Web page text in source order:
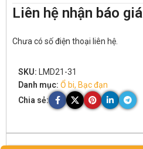
Liên hệ nhận báo giá
Chưa có số điện thoại liên hệ.
SKU:
LMD21-31
Danh mục: Ổ bi, Bạc đạn
Chia sẻ: